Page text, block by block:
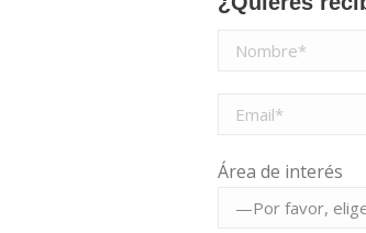
Área de interés